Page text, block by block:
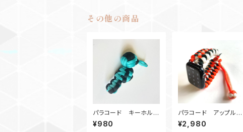
その他の商品
パラコード キーホルダ
ー宇宙服 TB黒
¥980
パラコード アップルウ
ォッチ バンド44_Mate
dSnake_OGW
¥2,980